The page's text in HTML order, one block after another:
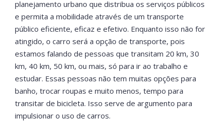
planejamento urbano que distribua os serviços públicos
e permita a mobilidade através de um transporte
público eficiente, eficaz e efetivo. Enquanto isso não for
atingido, o carro será a opção de transporte, pois
estamos falando de pessoas que transitam 20 km, 30
km, 40 km, 50 km, ou mais, só para ir ao trabalho e
estudar. Essas pessoas não tem muitas opções para
banho, trocar roupas e muito menos, tempo para
transitar de bicicleta. Isso serve de argumento para
impulsionar o uso de carros.